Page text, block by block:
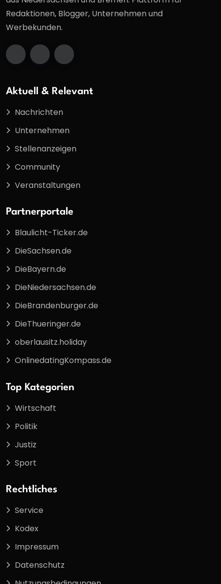
Redaktionen, Blogger, Unternehmen und
Werbekunden.
Aktuell & Relevant
Nachrichten
Unternehmen
Stellenanzeigen
Community
Veranstaltungen
Partnerportale
Blaulicht-Ticker.de
DieSachsen.de
DieBayern.de
DieNiedersachsen.de
DieBrandenburger.de
DieThueringer.de
oberlausitz.holiday
OnlinedatingKompass.de
Top Kategorien
Wirtschaft
Politik
Justiz
Sport
Rechtliches
Service
Kodex
Impressum
Datenschutz